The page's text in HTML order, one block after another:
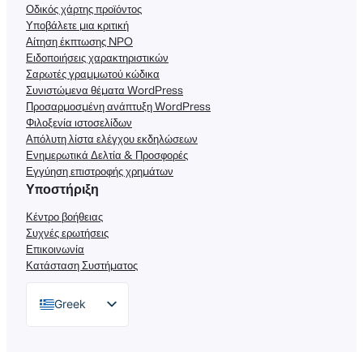
Οδικός χάρτης προϊόντος
Υποβάλετε μια κριτική
Αίτηση έκπτωσης NPO
Ειδοποιήσεις χαρακτηριστικών
Σαρωτές γραμμωτού κώδικα
Συνιστώμενα θέματα WordPress
Προσαρμοσμένη ανάπτυξη WordPress
Φιλοξενία ιστοσελίδων
Απόλυτη λίστα ελέγχου εκδηλώσεων
Ενημερωτικά Δελτία & Προσφορές
Εγγύηση επιστροφής χρημάτων
Υποστήριξη
Κέντρο βοήθειας
Συχνές ερωτήσεις
Επικοινωνία
Κατάσταση Συστήματος
Greek
English